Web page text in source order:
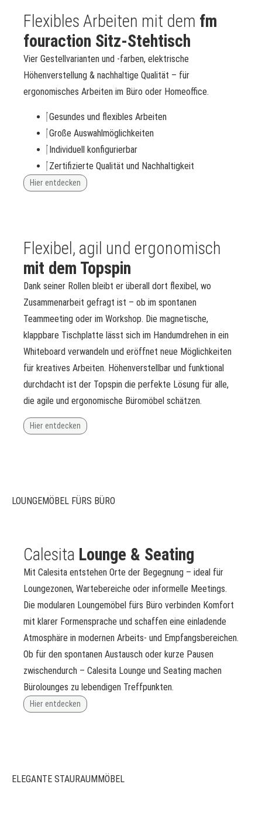
Flexibles Arbeiten mit dem fm
fouraction Sitz-Stehtisch
Vier Gestellvarianten und -farben, elektrische
Höhenverstellung & nachhaltige Qualität – für
ergonomisches Arbeiten im Büro oder Homeoffice.
Gesundes und flexibles Arbeiten
Große Auswahlmöglichkeiten
Individuell konfigurierbar
Zertifizierte Qualität und Nachhaltigkeit
Hier entdecken
Flexibel, agil und ergonomisch
mit dem Topspin
Dank seiner Rollen bleibt er überall dort flexibel, wo
Zusammenarbeit gefragt ist – ob im spontanen
Teammeeting oder im Workshop. Die magnetische,
klappbare Tischplatte lässt sich im Handumdrehen in ein
Whiteboard verwandeln und eröffnet neue Möglichkeiten
für kreatives Arbeiten. Höhenverstellbar und funktional
durchdacht ist der Topspin die perfekte Lösung für alle,
die agile und ergonomische Büromöbel schätzen.
Hier entdecken
LOUNGEMÖBEL FÜRS BÜRO
Calesita Lounge & Seating
Mit Calesita entstehen Orte der Begegnung – ideal für
Loungezonen, Wartebereiche oder informelle Meetings.
Die modularen Loungemöbel fürs Büro verbinden Komfort
mit klarer Formensprache und schaffen eine einladende
Atmosphäre in modernen Arbeits- und Empfangsbereichen.
Ob für den spontanen Austausch oder kurze Pausen
zwischendurch – Calesita Lounge und Seating machen
Bürolounges zu lebendigen Treffpunkten.
Hier entdecken
ELEGANTE STAURAUMMÖBEL